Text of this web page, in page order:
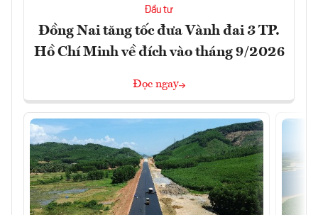
Đầu tư
Đồng Nai tăng tốc đưa Vành đai 3 TP.
Hồ Chí Minh về đích vào tháng 9/2026
Đọc ngay